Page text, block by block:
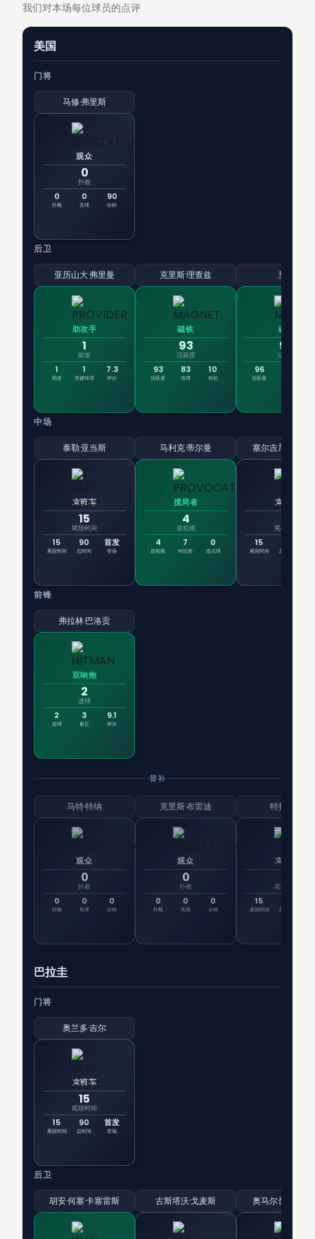
我们对本场每位球员的点评
美国
门将
马修·弗里斯
观众
0
扑救
0
扑救
0
失球
90
分钟
后卫
亚历山大·弗里曼
助攻手
1
助攻
1
助攻
1
关键传球
7.3
评分
克里斯·理查兹
磁铁
93
活跃度
93
活跃度
83
传球
10
对抗
里姆
磁铁
96
活跃度
96
活跃度
中场
泰勒·亚当斯
末班车
15
尾段时间
15
尾段时间
90
总时间
首发
登场
马利克·蒂尔曼
搅局者
4
造犯规
4
造犯规
7
对抗胜
0
造点球
塞尔吉尼奥·德
末班车
尾段时间
15
尾段时间 总时间
前锋
弗拉林·巴洛贡
双响炮
2
进球
2
进球
3
射正
9.1
评分
替补
马特·特纳
观众
0
扑救
0
扑救
0
失球
0
分钟
克里斯·布雷迪
观众
0
扑救
0
扑救
0
失球
0
分钟
特拉斯蒂
末班车
尾段时间
15
尾段时间 总时间
巴拉圭
门将
奥兰多·吉尔
末班车
15
尾段时间
15
尾段时间
90
总时间
首发
登场
后卫
胡安·何塞·卡塞雷斯 古斯塔沃·戈麦斯 奥马尔·阿尔德